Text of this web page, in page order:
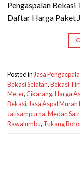
Pengaspalan
Daftar Harga Paket
Posted inJasa
Bekasi Selatan,Bekasi
Meter,Cikarang,Harga
Bekasi,Jasa Aspal Murah
Jatisampurna,Medan
Rawalumbu, Tukang